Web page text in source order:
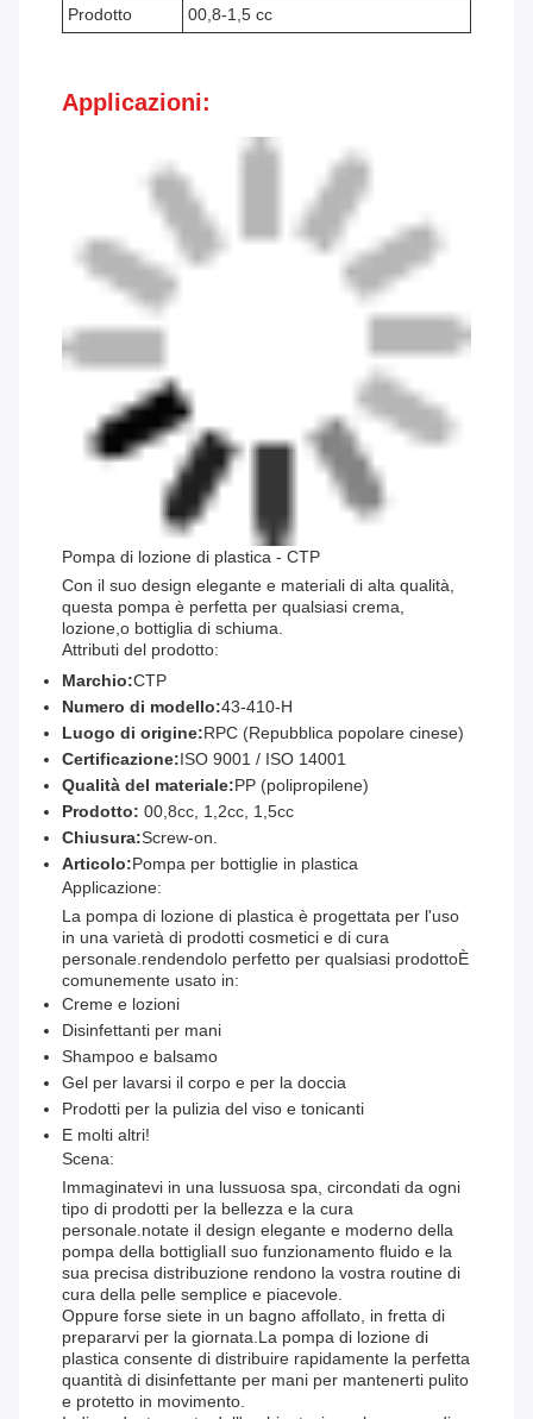
Prodotto
00,8-1,5 cc
Applicazioni:
Pompa di lozione di plastica - CTP
Con il suo design elegante e materiali di alta qualità,
questa pompa è perfetta per qualsiasi crema,
lozione,o bottiglia di schiuma.
Attributi del prodotto:
Marchio:CTP
Numero di modello:43-410-H
Luogo di origine:RPC (Repubblica popolare cinese)
Certificazione:ISO 9001 / ISO 14001
Qualità del materiale:PP (polipropilene)
Prodotto: 00,8cc, 1,2cc, 1,5cc
Chiusura:Screw-on.
Articolo:Pompa per bottiglie in plastica
Applicazione:
La pompa di lozione di plastica è progettata per l'uso
in una varietà di prodotti cosmetici e di cura
personale.rendendolo perfetto per qualsiasi prodottoÈ
comunemente usato in:
Creme e lozioni
Disinfettanti per mani
Shampoo e balsamo
Gel per lavarsi il corpo e per la doccia
Prodotti per la pulizia del viso e tonicanti
E molti altri!
Scena:
Immaginatevi in una lussuosa spa, circondati da ogni
tipo di prodotti per la bellezza e la cura
personale.notate il design elegante e moderno della
pompa della bottigliaIl suo funzionamento fluido e la
sua precisa distribuzione rendono la vostra routine di
cura della pelle semplice e piacevole.
Oppure forse siete in un bagno affollato, in fretta di
prepararvi per la giornata.La pompa di lozione di
plastica consente di distribuire rapidamente la perfetta
quantità di disinfettante per mani per mantenerti pulito
e protetto in movimento.